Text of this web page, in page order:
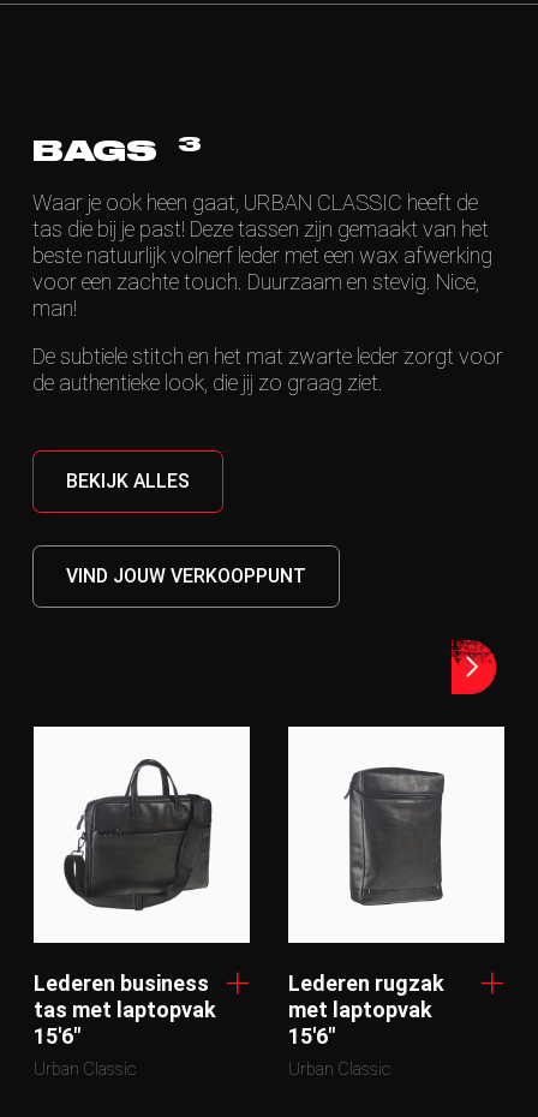
BAGS 3
Waar je ook heen gaat, URBAN CLASSIC heeft de
tas die bij je past! Deze tassen zijn gemaakt van het
beste natuurlijk volnerf leder met een wax afwerking
voor een zachte touch. Duurzaam en stevig. Nice,
man!
De subtiele stitch en het mat zwarte leder zorgt voor
de authentieke look, die jij zo graag ziet.
BEKIJK ALLES
VIND JOUW VERKOOPPUNT
Lederen business
tas met laptopvak
15'6"
Urban Classic
Lederen rugzak
met laptopvak
15'6"
Urban Classic